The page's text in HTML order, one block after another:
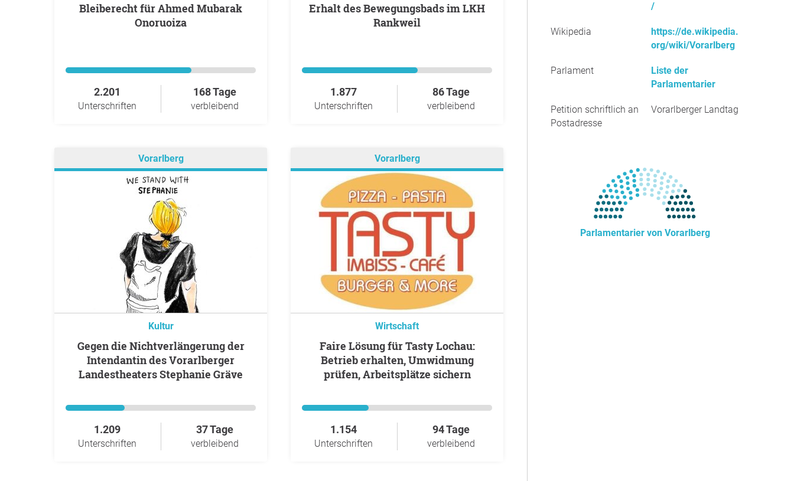
Bleiberecht für Ahmed Mubarak
Onoruoiza
2.201
Unterschriften
168 Tage
verbleibend
Erhalt des Bewegungsbads im LKH
Rankweil
1.877
Unterschriften
86 Tage
verbleibend
Vorarlberg
Kultur
Gegen die Nichtverlängerung der
Intendantin des Vorarlberger
Landestheaters Stephanie Gräve
1.209
Unterschriften
37 Tage
verbleibend
Vorarlberg
Wirtschaft
Faire Lösung für Tasty Lochau:
Betrieb erhalten, Umwidmung
prüfen, Arbeitsplätze sichern
1.154
Unterschriften
94 Tage
verbleibend
/
Wikipedia
https://de.wikipedia.
org/wiki/Vorarlberg
Parlament
Liste der
Parlamentarier
Petition schriftlich an
Postadresse
Vorarlberger Landtag
Parlamentarier von Vorarlberg